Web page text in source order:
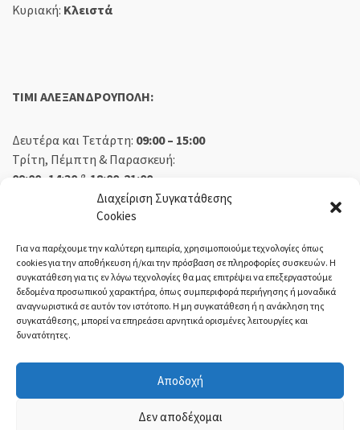
Διαχείριση Συγκατάθεσης
Cookies
Για να παρέχουμε την καλύτερη εμπειρία, χρησιμοποιούμε τεχνολογίες όπως
cookies για την αποθήκευση ή/και την πρόσβαση σε πληροφορίες συσκευών. Η
συγκατάθεση για τις εν λόγω τεχνολογίες θα μας επιτρέψει να επεξεργαστούμε
δεδομένα προσωπικού χαρακτήρα, όπως συμπεριφορά περιήγησης ή μοναδικά
αναγνωριστικά σε αυτόν τον ιστότοπο. Η μη συγκατάθεση ή η ανάκληση της
συγκατάθεσης, μπορεί να επηρεάσει αρνητικά ορισμένες λειτουργίες και
δυνατότητες.
Αποδοχή
Δεν αποδέχομαι
Κυριακή: Κλειστά
TIMI ΑΛΕΞΑΝΔΡΟΥΠΟΛΗ:
Δευτέρα και Τετάρτη: 09:00 – 15:00
Τρίτη, Πέμπτη & Παρασκευή:
09:00 -14:30 & 18:00-21:00
09:00 – 14:30
Κλειστά
ΕΚΘΕΣΗ ΟΡΕΣΤΙΑΔΑ:
Τρίτη, Πέμπτη, Παρασκευή:08:30 – 14:00 & 18:00 – 21:00